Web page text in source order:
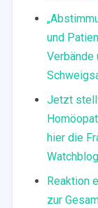
und
Verbände
Jetzt
hier die
Reaktion
zur